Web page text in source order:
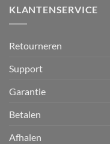
KLANTENSERVICE
Retourneren
Support
Garantie
Betalen
Afhalen